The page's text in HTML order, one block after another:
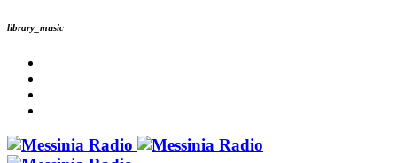
library_music